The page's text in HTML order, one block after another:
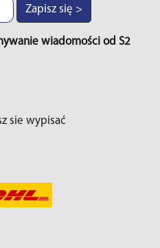
Zapisz się >
wiadomości od S2
sie wypisać